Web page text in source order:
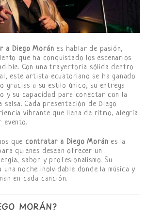
a Diego Morán es hablar de pasión,
que ha conquistado los escenarios
Con una trayectoria sólida dentro
este artista ecuatoriano se ha ganado
gracias a su estilo único, su entrega
y su capacidad para conectar con la
salsa. Cada presentación de Diego
vibrante que llena de ritmo, alegría
evento.
que contratar a Diego Morán es la
quienes desean ofrecer un
sabor y profesionalismo. Su
una noche inolvidable donde la música y
en cada canción.
MORÁN?